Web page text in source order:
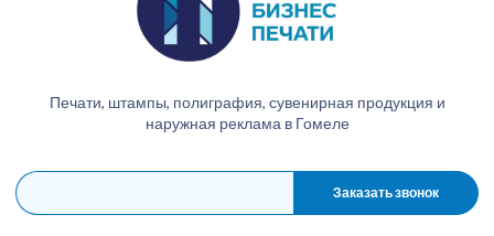
Печати, штампы, полиграфия, сувенирная продукция и
наружная реклама в Гомеле
Заказать звонок